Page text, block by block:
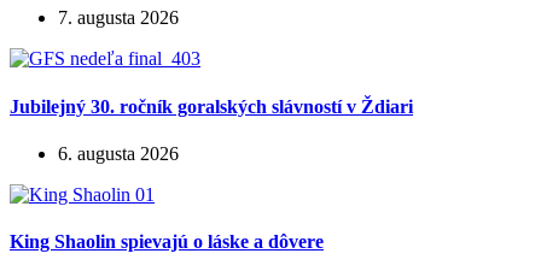
7. augusta 2026
Jubilejný 30. ročník goralských slávností v Ždiari
6. augusta 2026
King Shaolin spievajú o láske a dôvere